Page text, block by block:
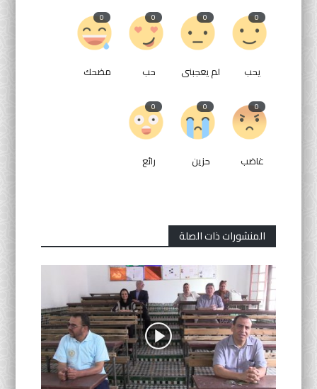
0
يحب
0
لم يعجبنى
0
حب
0
مضحك
0
غاضب
0
حزين
0
رائع
المنشورات ذات الصلة